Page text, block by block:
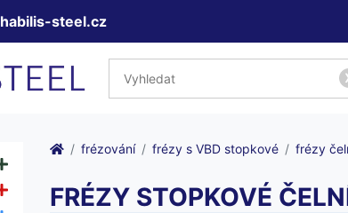
steel.cz
frézování frézy s VBD stopkové frézy
FRÉZY STOPKOVÉ